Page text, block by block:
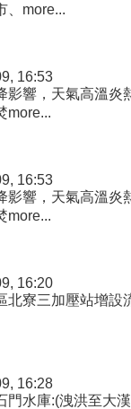
more...
16:53
影響，天氣高溫炎
more...
16:53
影響，天氣高溫炎
more...
16:20
北寮三加壓站增設
16:28
門水庫:(洩洪至大